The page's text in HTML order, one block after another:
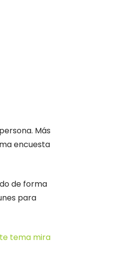
Más
encuesta
de forma
para
tema mira